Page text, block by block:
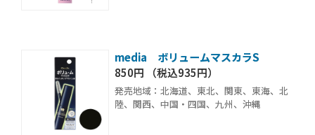
media ボリュームマスカラS
850円 （税込935円）
発売地域：北海道、東北、関東、東海、北
陸、関西、中国・四国、九州、沖縄